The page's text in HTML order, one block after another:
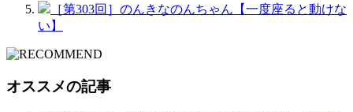
［第303回］のんきなのんちゃん【一度座ると動けな
い】
オススメの記事